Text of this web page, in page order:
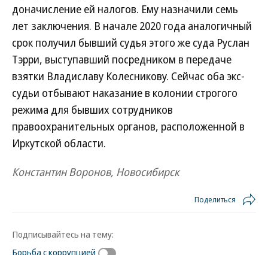
доначисление ей налогов. Ему назначили семь
лет заключения. В начале 2020 года аналогичный
срок получил бывший судья этого же суда Руслан
Тэрри, выступавший посредником в передаче
взятки Владиславу Колесникову. Сейчас оба экс-
судьи отбывают наказание в колонии строгого
режима для бывших сотрудников
правоохранительных органов, расположенной в
Иркутской области.
Константин Воронов, Новосибирск
Поделиться
Подписывайтесь на тему:
Борьба с коррупцией